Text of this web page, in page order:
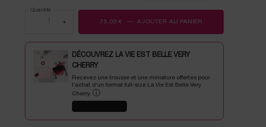
Quantité
+ 75,00 € ― AJOUTER AU PANIER
DÉCOUVREZ LA VIE EST BELLE VERY
CHERRY
Recevez une trousse et une miniature offertes pour
l’achat d’un format full-size La Vie Est Belle Very
Cherry. ⓘ